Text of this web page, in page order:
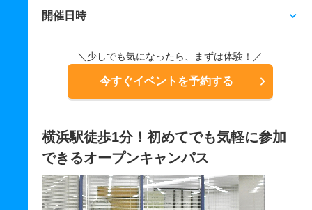
開催日時
＼少しでも気になったら、まずは体験！／
今すぐイベントを予約する
横浜駅徒歩1分！初めてでも気軽に参加
できるオープンキャンパス